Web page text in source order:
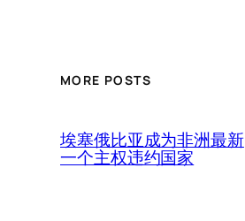
MORE POSTS
埃塞俄比亚成为非洲最新
一个主权违约国家